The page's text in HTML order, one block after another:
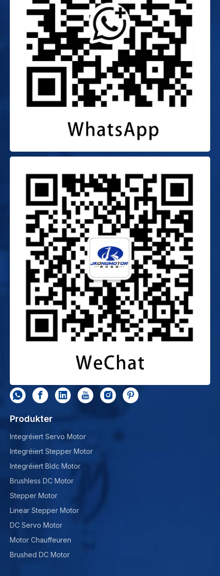
Produkter
Integréiert Servo Motor
Integréiert Stepper Motor
Integréiert Bldc Motor
Brushless DC Motor
Stepper Motor
Linear Stepper Motor
DC Servo Motor
Motor Chauffeuren
Brushed DC Motor